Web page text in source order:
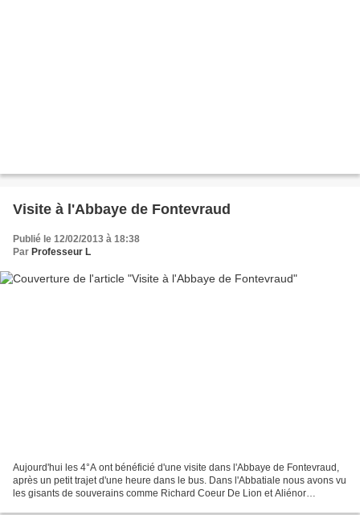
Visite à l'Abbaye de Fontevraud
Publié le 12/02/2013 à 18:38
Par Professeur L
Aujourd'hui les 4°A ont bénéficié d'une visite dans l'Abbaye de Fontevraud,
après un petit trajet d'une heure dans le bus. Dans l'Abbatiale nous avons vu
les gisants de souverains comme Richard Coeur De Lion et Aliénor